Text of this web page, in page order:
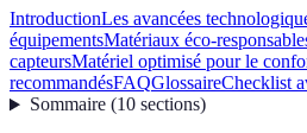
IntroductionLes avancées
équipementsMatériaux éco-
capteursMatériel optimisé pour le
recommandésFAQGlossaireChecklist
Sommaire(10 sections)